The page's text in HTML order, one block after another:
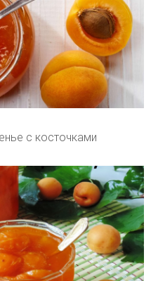
с косточками